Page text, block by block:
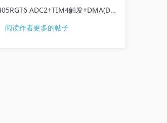
触发+DMA(DMA2_Stream2_CH1)+DMA中断会死机(取消中断后完全正常)
阅读作者更多的帖子